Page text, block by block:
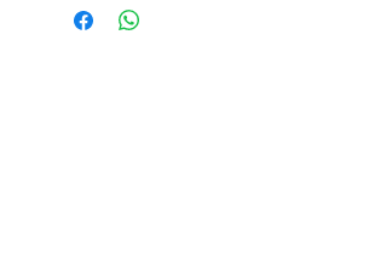
you for pickup/delivery. Full refund if sourcing is